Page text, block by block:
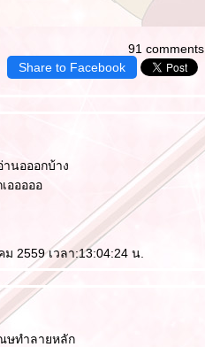
91 comments
Share to Facebook
นอออกบ้าง
อออออ
2559 เวลา:13:04:24 น.
ษทำลายหลัก